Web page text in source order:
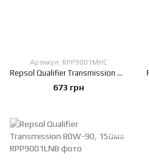
Артикул: RPP9001MHC
Repsol Qualifier Transmission 10W-40, 1л
673 грн